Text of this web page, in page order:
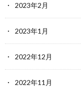
2023年2月
2023年1月
2022年12月
2022年11月